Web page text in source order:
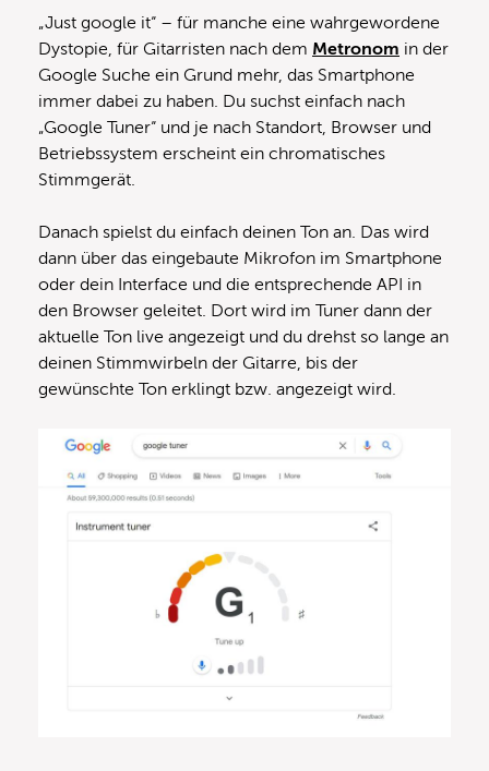
„Just google it“ – für manche eine wahrgewordene
Dystopie, für Gitarristen nach dem Metronom in der
Google Suche ein Grund mehr, das Smartphone
immer dabei zu haben. Du suchst einfach nach
„Google Tuner“ und je nach Standort, Browser und
Betriebssystem erscheint ein chromatisches
Stimmgerät.
Danach spielst du einfach deinen Ton an. Das wird
dann über das eingebaute Mikrofon im Smartphone
oder dein Interface und die entsprechende API in
den Browser geleitet. Dort wird im Tuner dann der
aktuelle Ton live angezeigt und du drehst so lange an
deinen Stimmwirbeln der Gitarre, bis der
gewünschte Ton erklingt bzw. angezeigt wird.